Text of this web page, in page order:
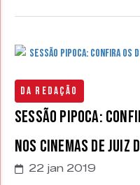
Da Redação
Sessão Pipoca:
nos cinemas de Juiz
22 jan 2019